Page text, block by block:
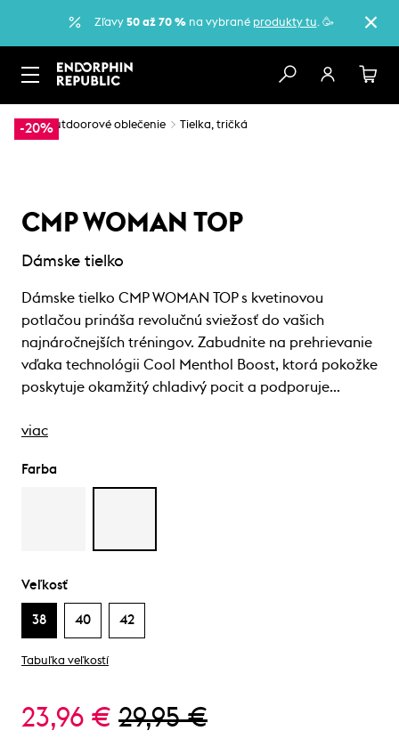
Zľavy 50 až 70 %na vybrané produkty tu. 🥳
-20%
… Outdoorové oblečenie Tielka, tričká
CMP WOMAN TOP
Dámske tielko
Dámske tielko CMP WOMAN TOP s kvetinovou
potlačou prináša revolučnú sviežosť do vašich
najnáročnejších tréningov. Zabudnite na prehrievanie
vďaka technológii Cool Menthol Boost, ktorá pokožke
poskytuje okamžitý chladivý pocit a podporuje…
viac
Farba
Veľkosť
38 40 42
Tabuľka veľkostí
23,96 € 29,95 €